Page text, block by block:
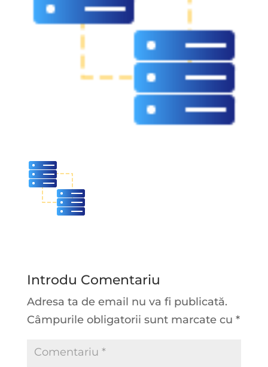
Introdu Comentariu
Adresa ta de email nu va fi publicată.
Câmpurile obligatorii sunt marcate cu *